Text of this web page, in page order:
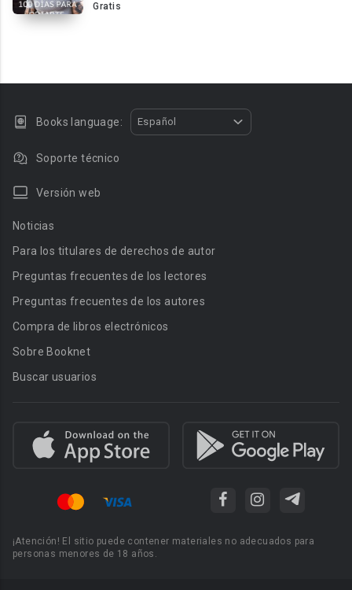
Gratis
Books language: Español
Soporte técnico
Versión web
Noticias
Para los titulares de derechos de autor
Preguntas frecuentes de los lectores
Preguntas frecuentes de los autores
Compra de libros electrónicos
Sobre Booknet
Buscar usuarios
¡Atención! El sitio puede contener materiales no adecuados para
personas menores de 18 años.